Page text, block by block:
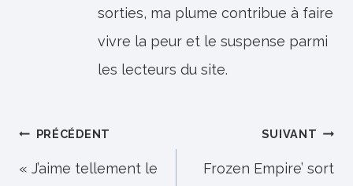
sorties, ma plume contribue à faire
vivre la peur et le suspense parmi
les lecteurs du site.
Navigation
de
PRÉCÉDENT
« J’aime tellement le
SUIVANT
Frozen Empire’ sort